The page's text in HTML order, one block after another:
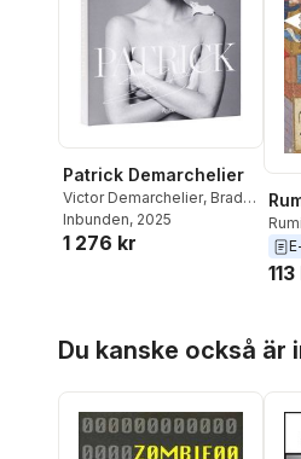
Patrick Demarchelier
Victor Demarchelier, Brad
Gooch
Inbunden, 2025
1 276 kr
Rumi
Du kanske också är